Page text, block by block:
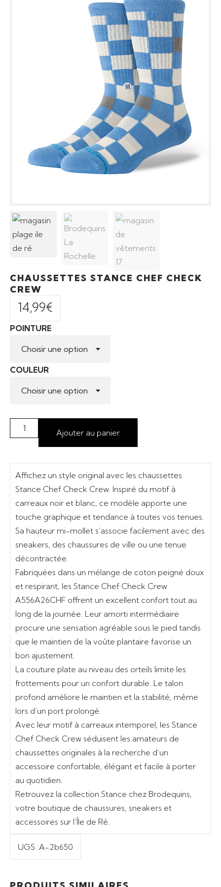
CHAUSSETTES STANCE CHEF CHECK
CREW
14,99€
POINTURE
COULEUR
Ajouter au panier
Affichez un style original avec les chaussettes
Stance Chef Check Crew. Inspiré du motif à
carreaux noir et blanc, ce modèle apporte une
touche graphique et tendance à toutes vos tenues.
Sa hauteur mi-mollet s’associe facilement avec des
sneakers, des chaussures de ville ou une tenue
décontractée.
Fabriquées dans un mélange de coton peigné doux
et respirant, les Stance Chef Check Crew
A556A26CHF offrent un excellent confort tout au
long de la journée. Leur amorti intermédiaire
procure une sensation agréable sous le pied tandis
que le maintien de la voûte plantaire favorise un
bon ajustement.
La couture plate au niveau des orteils limite les
frottements pour un confort durable. Le talon
profond améliore le maintien et la stabilité, même
lors d’un port prolongé.
Avec leur motif à carreaux intemporel, les Stance
Chef Check Crew séduisent les amateurs de
chaussettes originales à la recherche d’un
accessoire confortable, élégant et facile à porter
au quotidien.
Retrouvez la collection Stance chez Brodequins,
votre boutique de chaussures, sneakers et
accessoires sur l’Île de Ré.
UGS :A-2b650
Ajouter au panier
12,99 €